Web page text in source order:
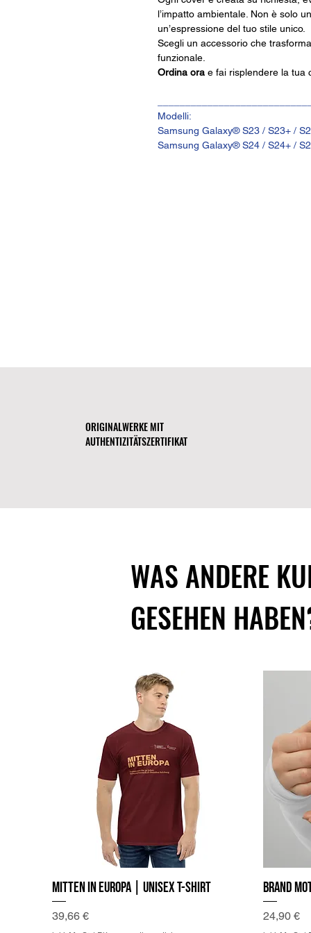
l’impatto ambientale. Non è solo
un’espressione del tuo stile unico.
Scegli un accessorio che
funzionale.
Ordina ora e fai risplendere la tua
Modelli:
Samsung Galaxy® S23 / S23+ /
Samsung Galaxy® S24 / S24+ /
ORIGINALWERKE MIT
AUTHENTIZITÄTSZERTIFIKAT
WAS ANDERE
GESEHEN
Mitten in Europa | Unisex T-Shirt
Preis
39,66 €
Brand
Preis
24,90 €